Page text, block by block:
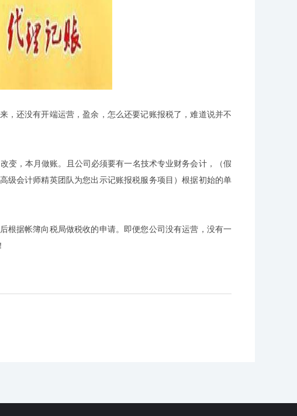
还没有开端运营，盈余，怎么还要记账报税了，难道说并不
，本月做账。且公司必须要有一名技术专业财务会计，（假
级会计师精英团队为您出示记账报税服务项目）根据初始的单
据帐簿向税局做税收的申请。即便您公司没有运营，没有一